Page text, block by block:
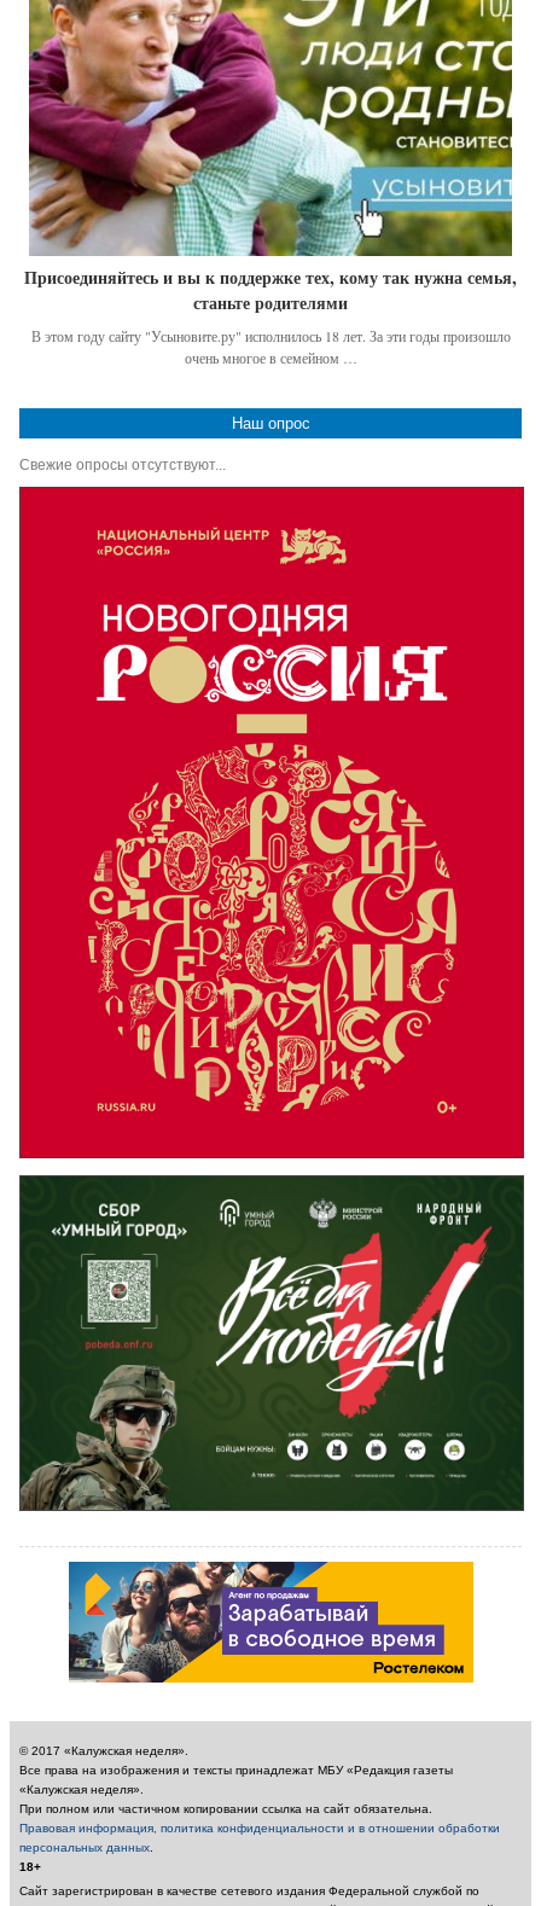
Присоединяйтесь и вы к поддержке тех, кому так нужна семья,
станьте родителями
В этом году сайту "Усыновите.ру" исполнилось 18 лет. За эти годы произошло
очень многое в семейном …
Наш опрос
Свежие опросы отсутствуют...
© 2017 «Калужская неделя».
Все права на изображения и тексты принадлежат МБУ «Редакция газеты
«Калужская неделя».
При полном или частичном копировании ссылка на сайт обязательна.
Правовая информация, политика конфиденциальности и в отношении обработки
персональных данных
18+
Сайт зарегистрирован в качестве сетевого издания Федеральной службой по